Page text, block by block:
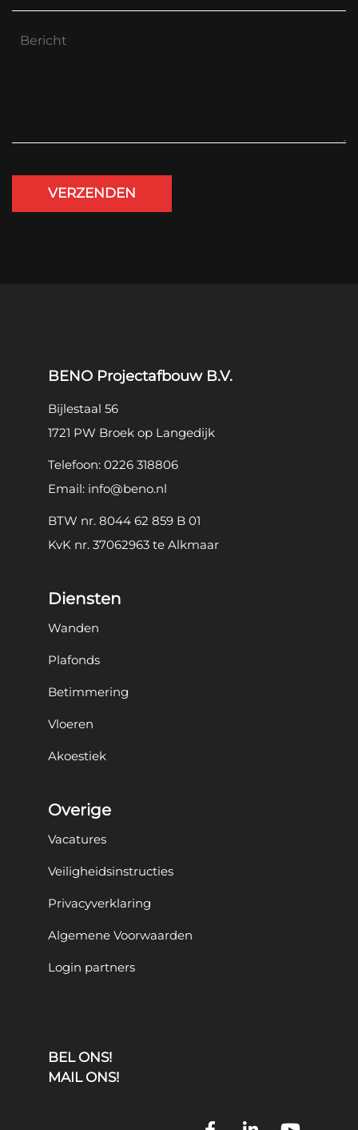
BENO Projectafbouw B.V.
Bijlestaal 56
1721 PW Broek op Langedijk
Telefoon: 0226 318806
Email: info@beno.nl
BTW nr. 8044 62 859 B 01
KvK nr. 37062963 te Alkmaar
Diensten
Wanden
Plafonds
Betimmering
Vloeren
Akoestiek
Overige
Vacatures
Veiligheidsinstructies
Privacyverklaring
Algemene Voorwaarden
Login partners
BEL ONS!
MAIL ONS!